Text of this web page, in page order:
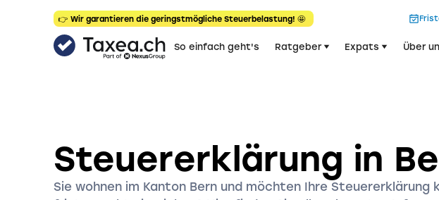
👉 Wir garantieren die geringstmögliche Steuerbelastung! 🤩
So einfach geht's Ratgeber Expats Über
Steuererklärung in
Sie wohnen im Kanton Bern und möchten Ihre Steuererklärung